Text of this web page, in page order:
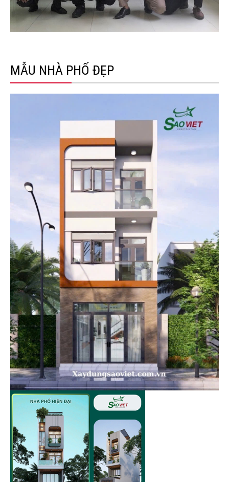
MẪU NHÀ PHỐ ĐẸP